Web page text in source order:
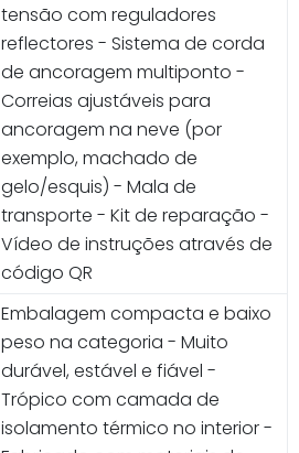
tensão com reguladores
reflectores - Sistema de corda
de ancoragem multiponto -
Correias ajustáveis para
ancoragem na neve (por
exemplo, machado de
gelo/esquis) - Mala de
transporte - Kit de reparação -
Vídeo de instruções através de
código QR
Embalagem compacta e baixo
peso na categoria - Muito
durável, estável e fiável -
Trópico com camada de
isolamento térmico no interior -